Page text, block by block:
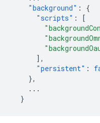
"background" :
{
"scripts" :
[
],
"persistent" :
},
...
}